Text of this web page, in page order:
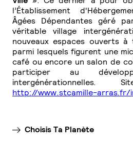
l’Établissement
Âgées Dépendantes géré
véritable village
nouveaux espaces ouverts
parmi lesquels figurent une
café ou encore un salon de
participer au
http://www.stcamille-arras.fr/
Choisis Ta Planète